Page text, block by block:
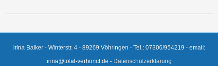
Post navigation
Irina Baiker - Winterstr. 4 - 89269 Vöhringen - Tel.: 07306/954219 - email:
irina@total-verhonct.de - Datenschutzerklärung